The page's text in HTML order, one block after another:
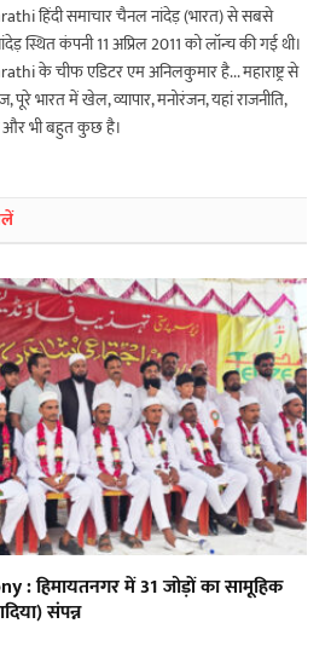
हिंदी समाचार चैनल नांदेड़ (भारत) से सबसे
स्थित कंपनी 11 अप्रिल 2011 को लॉन्च की गई थी।
के चीफ एडिटर एम अनिलकुमार है... महाराष्ट्र से
पूरे भारत में खेल, व्यापार, मनोरंजन, यहां राजनीति,
और भी बहुत कुछ है।
: हिमायतनगर में 31 जोड़ों का सामूहिक
संपन्न